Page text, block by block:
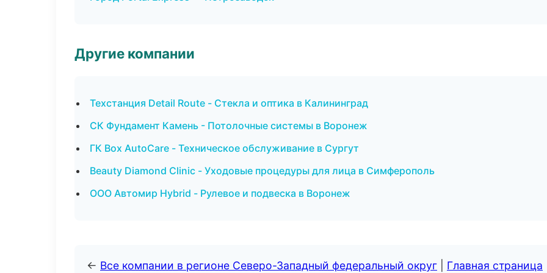
Другие компании
Техстанция Detail Route - Стекла и оптика в Калининград
СК Фундамент Камень - Потолочные системы в Воронеж
ГК Box AutoCare - Техническое обслуживание в Сургут
Beauty Diamond Clinic - Уходовые процедуры для лица в Симферополь
ООО Автомир Hybrid - Рулевое и подвеска в Воронеж
← Все компании в регионе Северо-Западный федеральный округ Главная страница